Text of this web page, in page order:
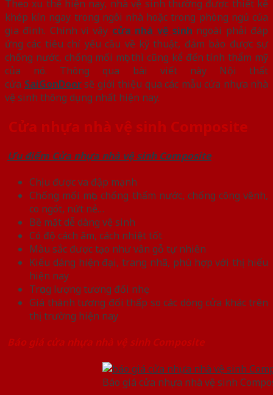
Theo xu thế hiện nay, nhà vệ sinh thường được thiết kế
khép kín ngay trong ngôi nhà hoặc trong phòng ngủ của
gia đình. Chính vì vậy cửa nhà vệ sinh ngoài phải đáp
ứng các tiêu chí yếu cầu về kỹ thuật, đảm bảo được sự
chống nước, chống mối mọt thì cũng kể đến tính thẩm mỹ
của nó. Thông qua bài viết này Nội thất
cửa SaiGonDoor sẽ giới thiệu qua các mẫu cửa nhựa nhà
vệ sinh thông dụng nhất hiện nay.
Cửa nhựa nhà vệ sinh Composite
Ưu điểm Cửa nhựa nhà vệ sinh Composite
Chịu được va đập mạnh
Chống mối mọt, chống thấm nước, chống công vênh,
co ngót, nứt nẻ…
Bề mặt dễ dàng vệ sinh
Có độ cách âm, cách nhiệt tốt
Màu sắc được tạo như vân gỗ tự nhiên
Kiểu dáng hiện đại, trang nhã, phù hợp với thị hiếu
hiện nay
Trọng lượng tương đối nhẹ
Giá thành tương đối thấp so các dòng cửa khác trên
thị trường hiện nay
Báo giá cửa nhựa nhà vệ sinh Composite
Báo giá cửa nhựa nhà vệ sinh